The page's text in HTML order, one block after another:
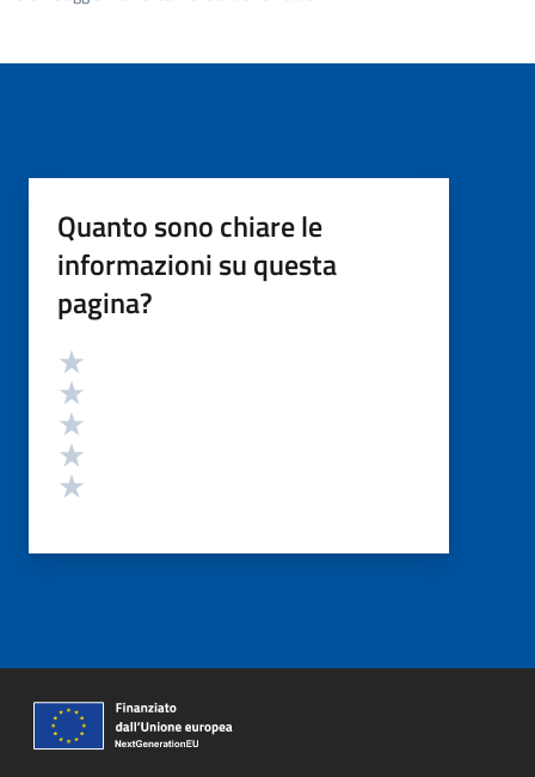
Quanto sono chiare le
informazioni su questa
pagina?
Valutazione